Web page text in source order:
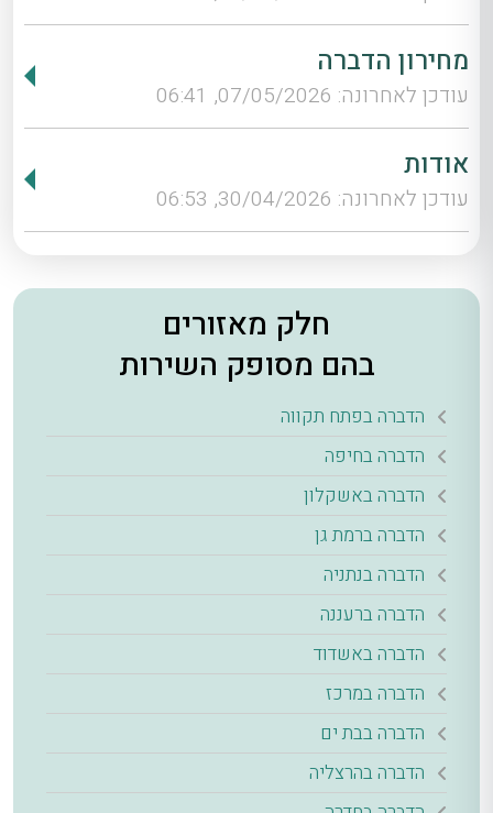
מחירון הדברה
עודכן לאחרונה: 07/05/2026, 06:41
אודות
עודכן לאחרונה: 30/04/2026, 06:53
חלק מאזורים
בהם מסופק השירות
הדברה בפתח תקווה
הדברה בחיפה
הדברה באשקלון
הדברה ברמת גן
הדברה בנתניה
הדברה ברעננה
הדברה באשדוד
הדברה במרכז
הדברה בבת ים
הדברה בהרצליה